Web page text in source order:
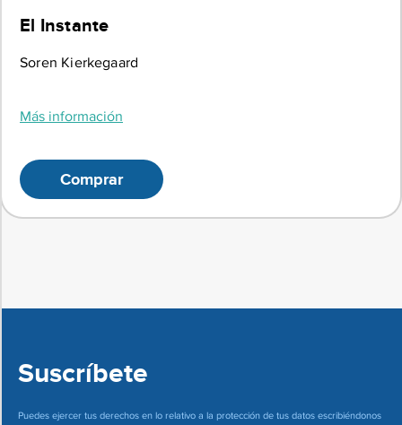
El Instante
Soren Kierkegaard
Más información
Comprar
Suscríbete
Puedes ejercer tus derechos en lo relativo a la protección de tus datos escribiéndonos